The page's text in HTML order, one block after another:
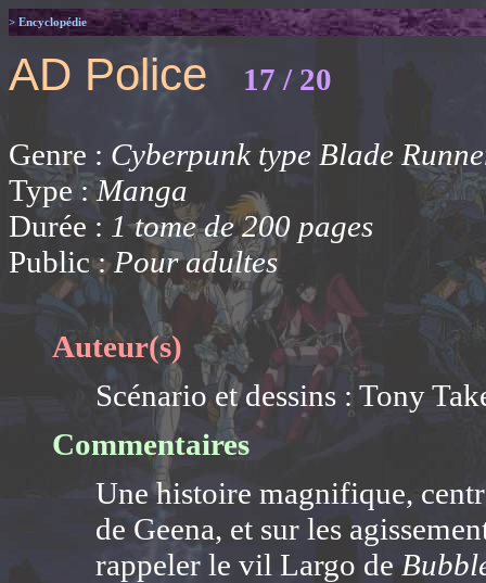
> Encyclopédie
AD Police 17 / 20
Genre : Cyberpunk type Blade
Type :Manga
Durée : 1 tome de 200 pages
Public :Pour adultes
Auteur(s)
Scénario et dessins : Tony
Commentaires
Une histoire magnifique,
de Geena, et sur les
rappeler le vil Largo de